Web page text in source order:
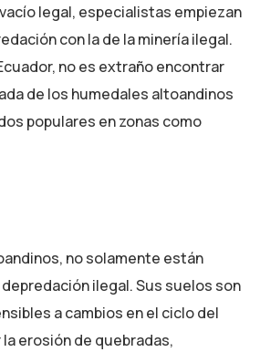
legal, especialistas empiezan
con la de la minería ilegal.
no es extraño encontrar
de los humedales altoandinos
populares en zonas como
no solamente están
ilegal. Sus suelos son
a cambios en el ciclo del
erosión de quebradas,